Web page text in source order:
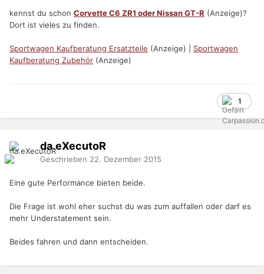
kennst du schon Corvette C6 ZR1 oder Nissan GT-R (Anzeige)?
Dort ist vieles zu finden.
Sportwagen Kaufberatung Ersatzteile (Anzeige) | Sportwagen
Kaufberatung Zubehör (Anzeige)
1
da.eXecutoR
Geschrieben 22. Dezember 2015
Eine gute Performance bieten beide.
Die Frage ist wohl eher suchst du was zum auffallen oder darf es
mehr Understatement sein.
Beides fahren und dann entscheiden.